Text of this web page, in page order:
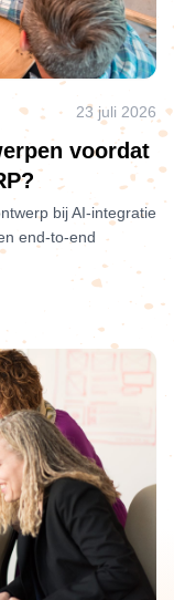
23 juli 2026
voordat
bij AI-integratie
end-to-end